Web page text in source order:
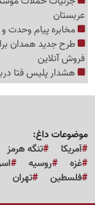
عربستان
مخابره پیام وحدت و
طرح جدید همدان
فروش آنلاین
هشدار پلیس فتا
موضوعات داغ:
آمریکا
تنگه هرمز
غزه
روسیه
فلسطین
تهران